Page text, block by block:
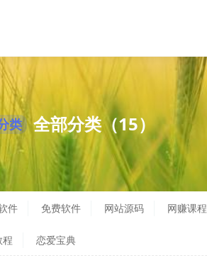
类 全部分类（15）
件 免费软件 网站源码 网赚课程
程 恋爱宝典